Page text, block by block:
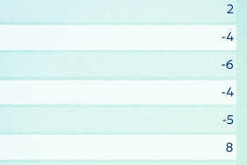
2
-4
-6
-4
-5
8